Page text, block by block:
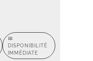
📅
DISPONIBILITÉ
IMMÉDIATE